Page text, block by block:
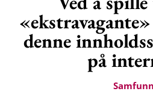
denne
på
Samfunn